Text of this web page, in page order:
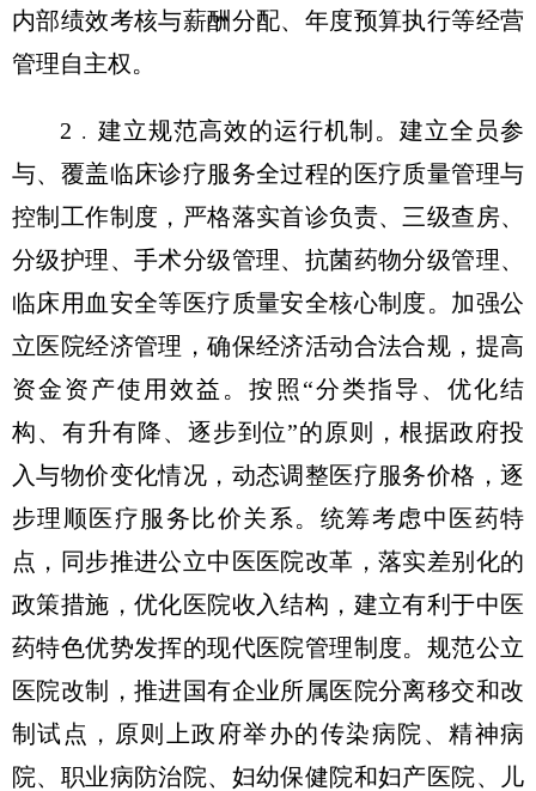
内部绩效考核与薪酬分配、年度预算执行等经营
管理自主权。
2﹒建立规范高效的运行机制。建立全员参
与、覆盖临床诊疗服务全过程的医疗质量管理与
控制工作制度，严格落实首诊负责、三级查房、
分级护理、手术分级管理、抗菌药物分级管理、
临床用血安全等医疗质量安全核心制度。加强公
立医院经济管理，确保经济活动合法合规，提高
资金资产使用效益。按照“分类指导、优化结
构、有升有降、逐步到位”的原则，根据政府投
入与物价变化情况，动态调整医疗服务价格，逐
步理顺医疗服务比价关系。统筹考虑中医药特
点，同步推进公立中医医院改革，落实差别化的
政策措施，优化医院收入结构，建立有利于中医
药特色优势发挥的现代医院管理制度。规范公立
医院改制，推进国有企业所属医院分离移交和改
制试点，原则上政府举办的传染病院、精神病
院、职业病防治院、妇幼保健院和妇产医院、儿